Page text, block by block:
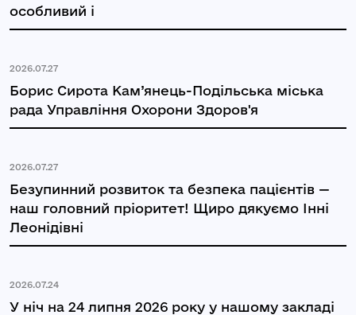
особливий і
2026.07.27
Борис Сирота Кам’янець-Подільська міська
рада Управління Охорони Здоров'я
2026.07.27
Безупинний розвиток та безпека пацієнтів —
наш головний пріоритет! Щиро дякуємо Інні
Леонідівні
2026.07.24
У ніч на 24 липня 2026 року у нашому закладі